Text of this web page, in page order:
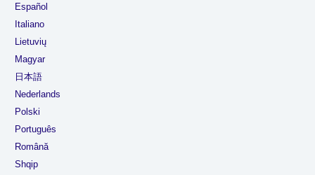
Español
Italiano
Lietuvių
Magyar
日本語
Nederlands
Polski
Português
Română
Shqip